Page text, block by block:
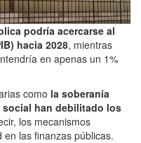
podría acercarse al
hacia 2028, mientras
en apenas un 1%
como la soberanía
han debilitado los
los mecanismos
las finanzas públicas.